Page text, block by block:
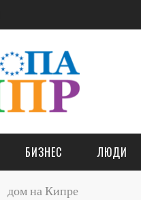
БИЗНЕС ЛЮДИ
дом на Кипре